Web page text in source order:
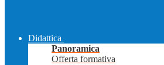
Didattica
Panoramica
Offerta formativa